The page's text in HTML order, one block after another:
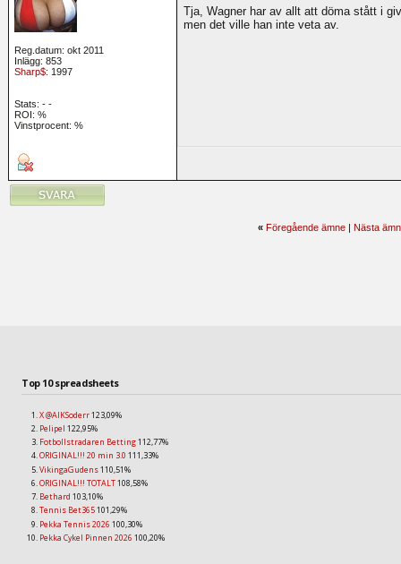
Reg.datum: okt 2011
Inlägg: 853
Sharp$: 1997
Stats: - -
ROI: %
Vinstprocent: %
Tja, Wagner har av allt att döma stått i
men det ville han inte veta av.
« Föregående ämne| Nästa
Top 10 spreadsheets
X @AIKSoderr123,09%
Pelipel 122,95%
Fotbollstradaren Betting112,77%
ORIGINAL!!! 20 min 3.0 111,33%
VikingaGudens110,51%
ORIGINAL!!! TOTALT108,58%
Bethard 103,10%
Tennis Bet365101,29%
Pekka Tennis 2026 100,30%
Pekka Cykel Pinnen 2026 100,20%